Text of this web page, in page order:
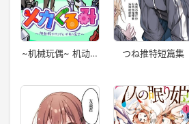
~机械玩偶~ 机动战
つね推特短篇集